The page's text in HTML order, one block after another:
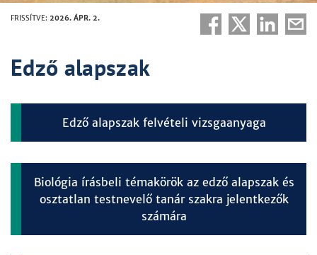
FRISSÍTVE: 2026. ÁPR. 2.
Edző alapszak
Edző alapszak felvételi vizsgaanyaga
Biológia írásbeli témakörök az edző alapszak és
osztatlan testnevelő tanár szakra jelentkezők
számára